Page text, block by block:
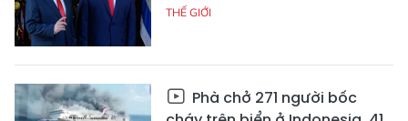
THẾ GIỚI
Phà chở 271 người bốc